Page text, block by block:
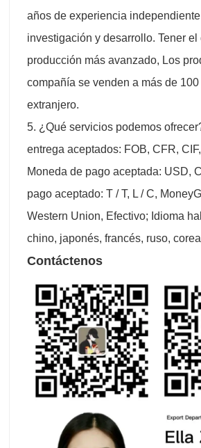
años de experiencia
investigación y desarrollo. Tener el
producción más avanzado, Los
compañía se venden a más de 100
extranjero.
5. ¿Qué servicios podemos
entrega aceptados: FOB, CFR,
Moneda de pago aceptada: USD,
pago aceptado: T / T, L / C,
Western Union, Efectivo; Idioma
chino, japonés, francés, ruso,
Contáctenos